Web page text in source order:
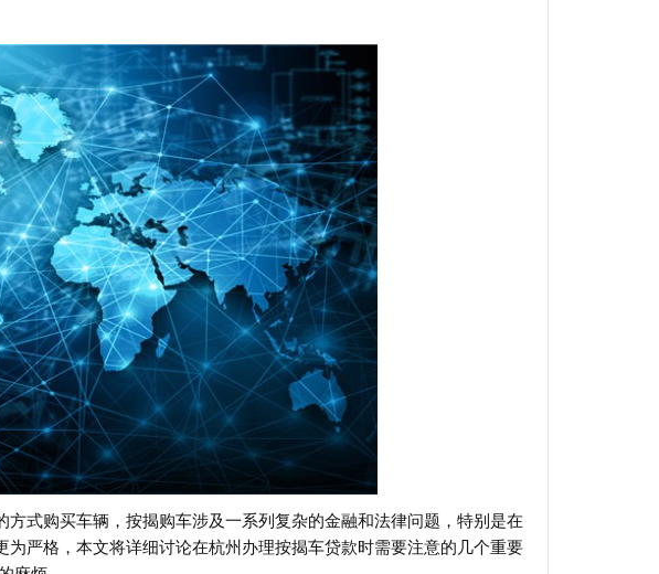
式购买车辆，按揭购车涉及一系列复杂的金融和法律问题，特别是在
严格，本文将详细讨论在杭州办理按揭车贷款时需要注意的几个重要